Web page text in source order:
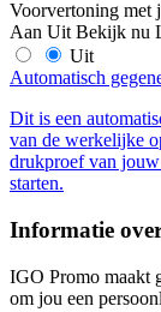
Voorvertoning met
Aan Uit Bekijk nu
Uit
Automatisch
Dit is een
van de werkelijke
drukproef van
starten.
Informatie
IGO Promo maakt
om jou een